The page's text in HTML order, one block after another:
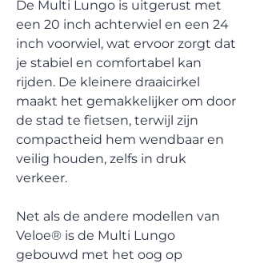
De Multi Lungo is uitgerust met
een 20 inch achterwiel en een 24
inch voorwiel, wat ervoor zorgt dat
je stabiel en comfortabel kan
rijden. De kleinere draaicirkel
maakt het gemakkelijker om door
de stad te fietsen, terwijl zijn
compactheid hem wendbaar en
veilig houden, zelfs in druk
verkeer.
Net als de andere modellen van
Veloe® is de Multi Lungo
gebouwd met het oog op